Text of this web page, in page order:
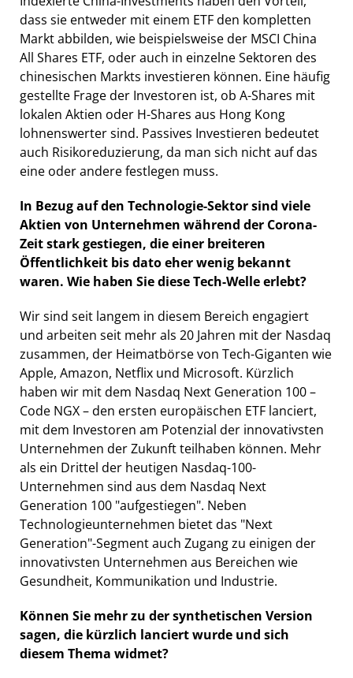
dass sie entweder mit einem ETF den kompletten
Markt abbilden, wie beispielsweise der MSCI China
All Shares ETF, oder auch in einzelne Sektoren des
chinesischen Markts investieren können. Eine häufig
gestellte Frage der Investoren ist, ob A-Shares mit
lokalen Aktien oder H-Shares aus Hong Kong
lohnenswerter sind. Passives Investieren bedeutet
auch Risikoreduzierung, da man sich nicht auf das
eine oder andere festlegen muss.
In Bezug auf den Technologie-Sektor sind viele
Aktien von Unternehmen während der Corona-
Zeit stark gestiegen, die einer breiteren
Öffentlichkeit bis dato eher wenig bekannt
waren. Wie haben Sie diese Tech-Welle erlebt?
Wir sind seit langem in diesem Bereich engagiert
und arbeiten seit mehr als 20 Jahren mit der Nasdaq
zusammen, der Heimatbörse von Tech-Giganten wie
Apple, Amazon, Netflix und Microsoft. Kürzlich
haben wir mit dem Nasdaq Next Generation 100 –
Code NGX – den ersten europäischen ETF lanciert,
mit dem Investoren am Potenzial der innovativsten
Unternehmen der Zukunft teilhaben können. Mehr
als ein Drittel der heutigen Nasdaq-100-
Unternehmen sind aus dem Nasdaq Next
Generation 100 "aufgestiegen". Neben
Technologieunternehmen bietet das "Next
Generation"-Segment auch Zugang zu einigen der
innovativsten Unternehmen aus Bereichen wie
Gesundheit, Kommunikation und Industrie.
Können Sie mehr zu der synthetischen Version
sagen, die kürzlich lanciert wurde und sich
diesem Thema widmet?